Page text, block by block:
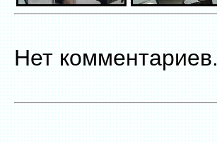
Нет